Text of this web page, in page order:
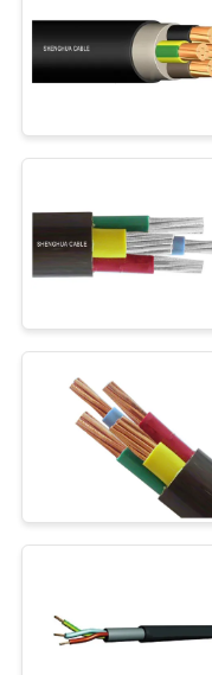
BLOG
SOLICITAR
COTIZACIÓN
MAPA
POLÍTICA
PRIVACIDAD
humo
cable
Cable
fuego